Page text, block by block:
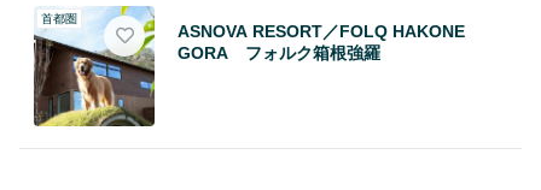
首都圏
ASNOVA RESORT／FOLQ HAKONE
GORA フォルク箱根強羅